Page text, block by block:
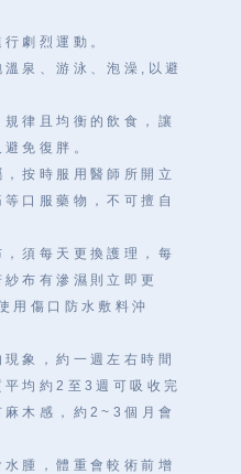
劇烈運動。
泉、游泳、泡澡,以避
律且均衡的飲食，讓
免復胖。
按時服用醫師所開立
口服藥物，不可擅自
須每天更換護理，每
布有滲濕則立即更
用傷口防水敷料沖
象，約一週左右時間
均約2至3週可吸收完
木感，約2~3個月會
腫，體重會較術前增